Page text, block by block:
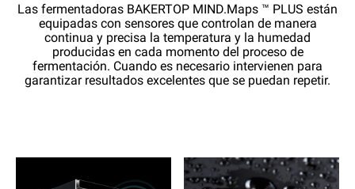
Las fermentadoras BAKERTOP MIND.Maps ™ PLUS están
equipadas con sensores que controlan de manera
continua y precisa la temperatura y la humedad
producidas en cada momento del proceso de
fermentación. Cuando es necesario intervienen para
garantizar resultados excelentes que se puedan repetir.